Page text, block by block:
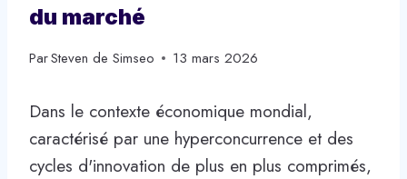
du marché
ParSteven de Simseo 13 mars 2026
Dans le contexte économique mondial,
caractérisé par une hyperconcurrence et des
cycles d'innovation de plus en plus comprimés,